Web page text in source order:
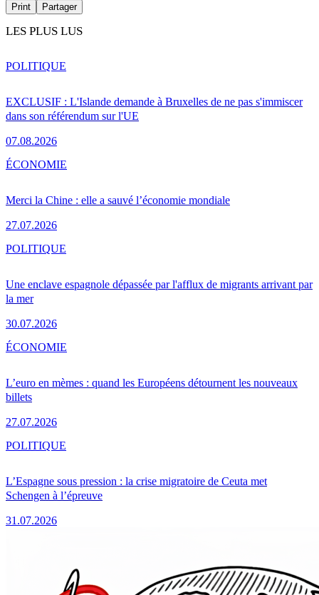
Print Partager
LES PLUS LUS
EXCLUSIF : L'Islande demande à Bruxelles de ne pas s'immiscer
dans son référendum sur l'UE
07.08.2026
POLITIQUE
Merci la Chine : elle a sauvé l’économie mondiale
27.07.2026
ÉCONOMIE
Une enclave espagnole dépassée par l'afflux de migrants arrivant par
la mer
30.07.2026
POLITIQUE
L’euro en mèmes : quand les Européens détournent les nouveaux
billets
27.07.2026
ÉCONOMIE
L’Espagne sous pression : la crise migratoire de Ceuta met
Schengen à l’épreuve
31.07.2026
POLITIQUE